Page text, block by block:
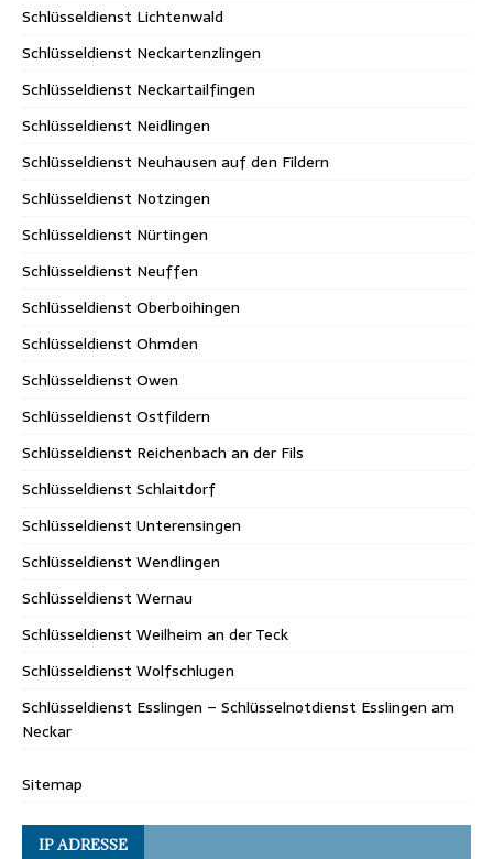
Schlüsseldienst Lichtenwald
Schlüsseldienst Neckartenzlingen
Schlüsseldienst Neckartailfingen
Schlüsseldienst Neidlingen
Schlüsseldienst Neuhausen auf den Fildern
Schlüsseldienst Notzingen
Schlüsseldienst Nürtingen
Schlüsseldienst Neuffen
Schlüsseldienst Oberboihingen
Schlüsseldienst Ohmden
Schlüsseldienst Owen
Schlüsseldienst Ostfildern
Schlüsseldienst Reichenbach an der Fils
Schlüsseldienst Schlaitdorf
Schlüsseldienst Unterensingen
Schlüsseldienst Wendlingen
Schlüsseldienst Wernau
Schlüsseldienst Weilheim an der Teck
Schlüsseldienst Wolfschlugen
Schlüsseldienst Esslingen – Schlüsselnotdienst Esslingen am
Neckar
Sitemap
IP ADRESSE